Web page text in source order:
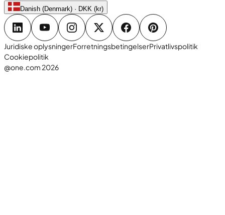
Danish (Denmark) · DKK (kr)
Juridiske oplysningerForretningsbetingelserPrivatlivspolitik
Cookiepolitik
@one.com 2026